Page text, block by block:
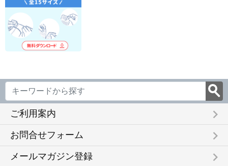
ご利用案内 keyboard_arrow_right
お問合せフォーム keyboard_arrow_right
メールマガジン登録 keyboard_arrow_right